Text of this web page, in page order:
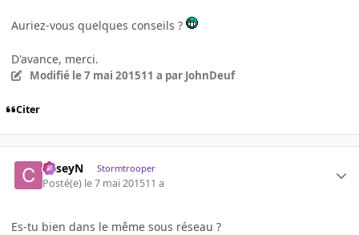
Auriez-vous quelques conseils ?
D'avance, merci.
Modifié le 7 mai 201511 a par JohnDeuf
Citer
CaseyN Stormtrooper
Posté(e) le 7 mai 201511 a
Es-tu bien dans le même sous réseau ?